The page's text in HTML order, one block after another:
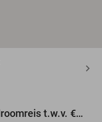
Maak gratis kans op een droomreis t.w.v. €3.000!